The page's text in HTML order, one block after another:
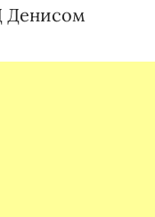
Денисом